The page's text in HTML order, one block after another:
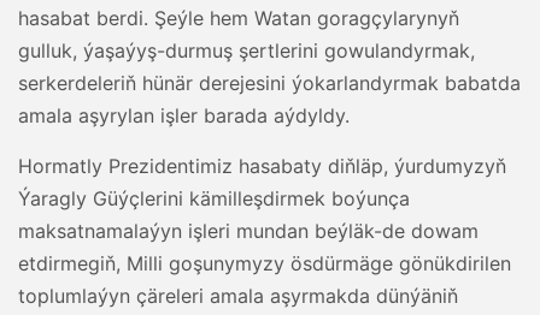
hasabat berdi. Şeýle hem Watan goragçylarynyň
gulluk, ýaşaýyş-durmuş şertlerini gowulandyrmak,
serkerdeleriň hünär derejesini ýokarlandyrmak babatda
amala aşyrylan işler barada aýdyldy.
Hormatly Prezidentimiz hasabaty diňläp, ýurdumyzyň
Ýaragly Güýçlerini kämilleşdirmek boýunça
maksatnamalaýyn işleri mundan beýläk-de dowam
etdirmegiň, Milli goşunymyzy ösdürmäge gönükdirilen
toplumlaýyn çäreleri amala aşyrmakda dünýäniň